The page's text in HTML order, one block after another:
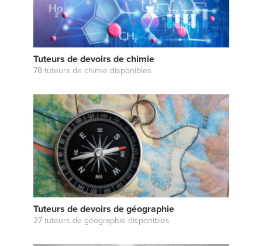
Tuteurs de devoirs de chimie
78 tuteurs de chimie disponibles
Tuteurs de devoirs de géographie
27 tuteurs de géographie disponibles